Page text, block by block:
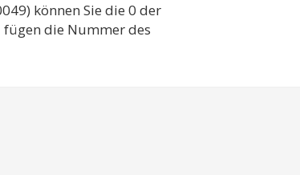
können Sie die 0 der
die Nummer des